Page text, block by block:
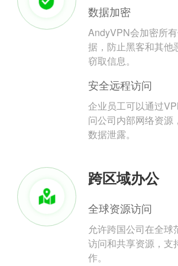
数据加密
AndyVPN会加密所
据，防止黑客和其他
窃取信息。
安全远程访问
企业员工可以通过
问公司内部网络资源
数据泄露。
跨区域办公
全球资源访问
允许跨国公司在全球
访问和共享资源，支
作。